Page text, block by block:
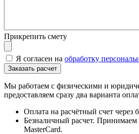
Прикрепить смету
Я согласен на обработку
Мы работаем с физическими и
предоставляем сразу два варианта
Оплата на расчётный счет через
Безналичный расчет. Принимаем
MasterCard.